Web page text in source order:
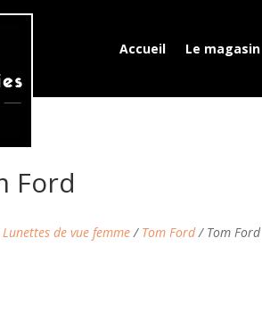
Accueil Le magasin
Ford
Lunettes de vue femme/ Tom Ford/ Tom Ford